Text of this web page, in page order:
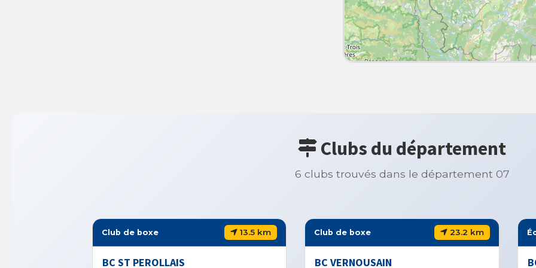
Clubs du département
6 clubs trouvés dans le département 07
Club de boxe
BC VERNOUSAIN
École de boxe
BOXE EVASION